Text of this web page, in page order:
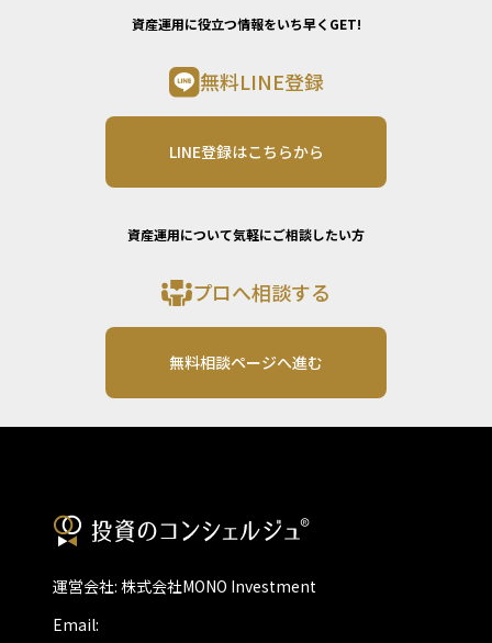
資産運用に役立つ情報をいち早くGET!
無料LINE登録
LINE登録はこちらから
資産運用について気軽にご相談したい方
プロへ相談する
無料相談ページへ進む
運営会社: 株式会社MONO Investment
Email: